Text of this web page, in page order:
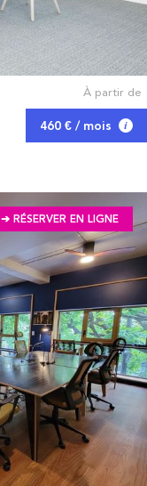
À partir de
460 € / mois
➔ RÉSERVER EN LIGNE